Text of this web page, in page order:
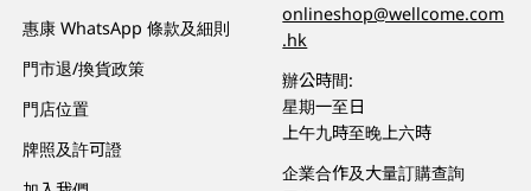
惠康 WhatsApp 條款及細則
門市退/換貨政策
門店位置
牌照及許可證
onlineshop@wellcome.com
.hk
辦公時間:
星期一至日
上午九時至晚上六時
企業合作及大量訂購查詢